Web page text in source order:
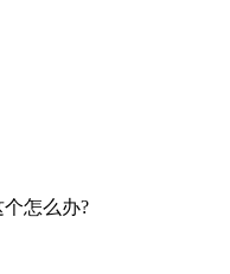
怎么办?